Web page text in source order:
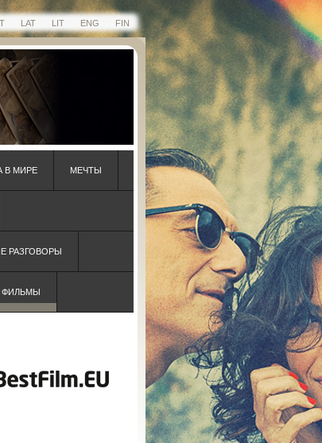
LAT LIT ENG FIN
В МИРЕ МЕЧТЫ
РАЗГОВОРЫ
ФИЛЬМЫ